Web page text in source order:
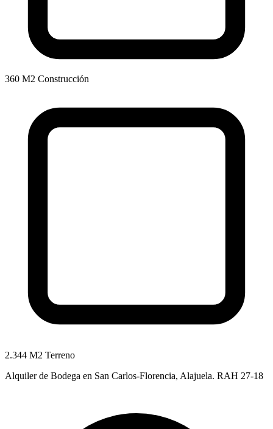
360 M2 Construcción
2.344 M2 Terreno
Alquiler de Bodega en San Carlos-Florencia, Alajuela. RAH 27-18